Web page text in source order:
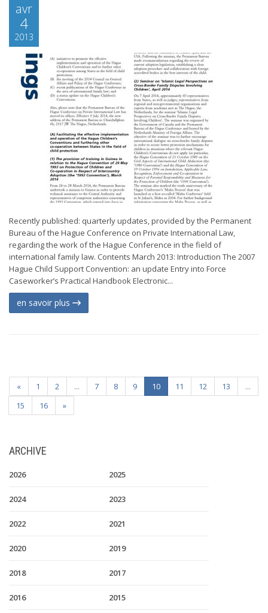
avr
4
2013
Recently published: quarterly updates, provided by the Permanent
Bureau of the Hague Conference on Private International Law,
regarding the work of the Hague Conference in the field of
international family law. Contents March 2013: Introduction The 2007
Hague Child Support Convention: an update Entry into Force
Caseworker’s Practical Handbook Electronic...
en savoir plus
« 1 2 ... 7 8 9 10 11 12 13
...
15
16 »
ARCHIVE
2026 2025
2024 2023
2022 2021
2020 2019
2018 2017
2016 2015